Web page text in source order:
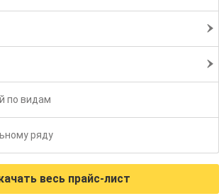
по видам
ряду
весь прайс-лист